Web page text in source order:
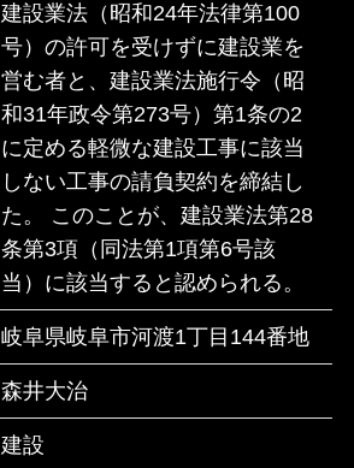
建設業法（昭和24年法律第100
号）の許可を受けずに建設業を
営む者と、建設業法施行令（昭
和31年政令第273号）第1条の2
に定める軽微な建設工事に該当
しない工事の請負契約を締結し
た。 このことが、建設業法第28
条第3項（同法第1項第6号該
当）に該当すると認められる。
岐阜県岐阜市河渡1丁目144番地
森井大治
建設